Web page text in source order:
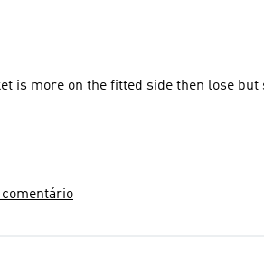
is more on the fitted side then lose